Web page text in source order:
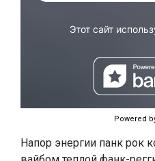
Powered
Напор энергии панк рок